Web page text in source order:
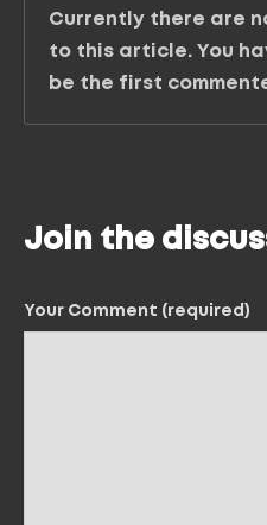
Currently there are
to this article. You
be the first
Join the
Your Comment (required)